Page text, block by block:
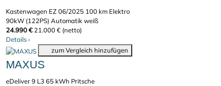
Kastenwagen EZ 06/2025 100 km Elektro
90kW (122PS) Automatikweiß
24.990 € 21.000 € (netto)
Details›
zum Vergleich hinzufügen
MAXUS
eDeliver 9 L3 65 kWh Pritsche